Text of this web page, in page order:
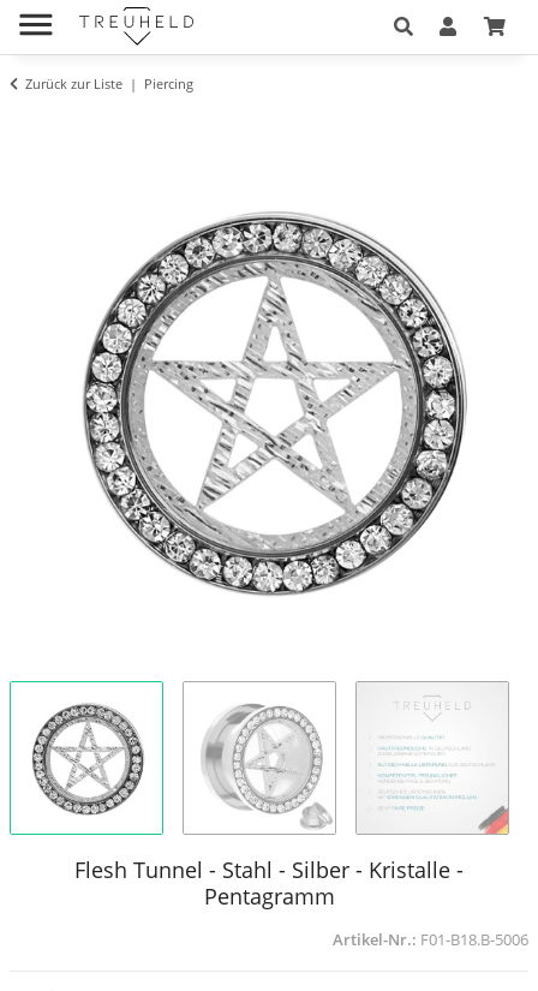
Zurück zur Liste Piercing
Flesh Tunnel - Stahl - Silber - Kristalle -
Pentagramm
Artikel-Nr.: F01-B18.B-5006